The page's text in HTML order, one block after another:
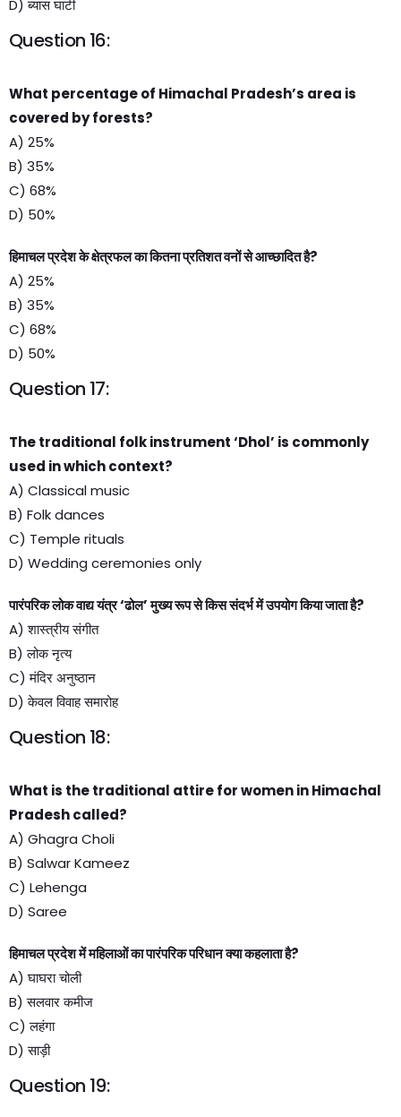
D) ब्यास घाटी
Question 16:
What percentage of Himachal Pradesh’s area is
covered by forests?
A) 25%
B) 35%
C) 68%
D) 50%
हिमाचल प्रदेश के क्षेत्रफल का कितना प्रतिशत वनों से आच्छादित है?
A) 25%
B) 35%
C) 68%
D) 50%
Question 17:
The traditional folk instrument ‘Dhol’ is commonly
used in which context?
A) Classical music
B) Folk dances
C) Temple rituals
D) Wedding ceremonies only
पारंपरिक लोक वाद्य यंत्र ‘ढोल’ मुख्य रूप से किस संदर्भ में उपयोग किया जाता है?
A) शास्त्रीय संगीत
B) लोक नृत्य
C) मंदिर अनुष्ठान
D) केवल विवाह समारोह
Question 18:
What is the traditional attire for women in Himachal
Pradesh called?
A) Ghagra Choli
B) Salwar Kameez
C) Lehenga
D) Saree
हिमाचल प्रदेश में महिलाओं का पारंपरिक परिधान क्या कहलाता है?
A) घाघरा चोली
B) सलवार कमीज
C) लहंगा
D) साड़ी
Question 19: